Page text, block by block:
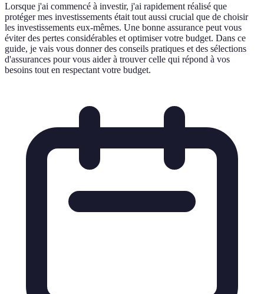
Lorsque j'ai commencé à investir, j'ai rapidement réalisé que
protéger mes investissements était tout aussi crucial que de choisir
les investissements eux-mêmes. Une bonne assurance peut vous
éviter des pertes considérables et optimiser votre budget. Dans ce
guide, je vais vous donner des conseils pratiques et des sélections
d'assurances pour vous aider à trouver celle qui répond à vos
besoins tout en respectant votre budget.